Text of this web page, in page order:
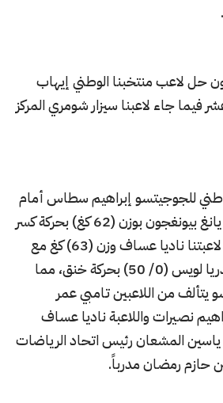
حل لاعب منتخبنا الوطني إيهاب
فيما جاء لاعبنا سيزار شومري المركز
للجوجيتسو إبراهيم سطاس أمام
اللاعب الكوري الجنوبي يانغ بيونغجون بوزن (62 كغ) بحركة كسر
(0 / 50)، كما خسرت لاعبتنا ناديا عساف وزن (63) كغ مع
اللاعبة الفلبينية لاو أندريا لويس (0/ 50) بحركة خنق، مما
يتألف من اللاعبين تامبي عمر
نصيرات واللاعبة ناديا عساف
المشعان رئيس اتحاد الرياضات
حازم رمضان مدرباً.